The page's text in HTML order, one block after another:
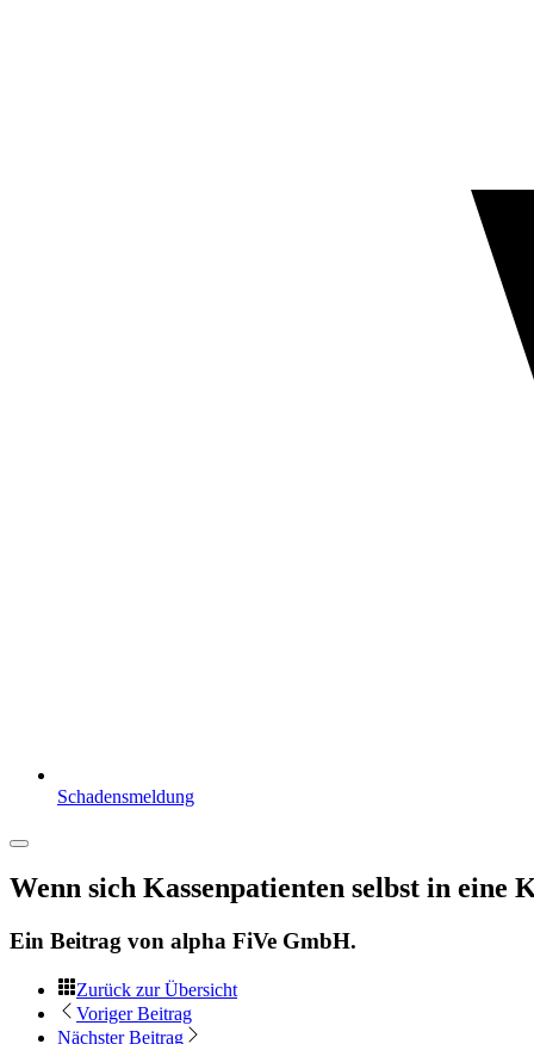
Schadensmeldung
Wenn sich Kassenpatienten selbst in
Ein Beitrag von alpha FiVe GmbH.
Zurück zur Übersicht
Voriger Beitrag
Nächster Beitrag